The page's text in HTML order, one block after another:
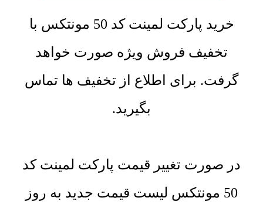
خرید پارکت لمینت کد 50 مونتکس با
تخفیف فروش ویژه صورت خواهد
گرفت. برای اطلاع از تخفیف ها تماس
بگیرید.
در صورت تغییر قیمت پارکت لمینت کد
50 مونتکس لیست قیمت جدید به روز